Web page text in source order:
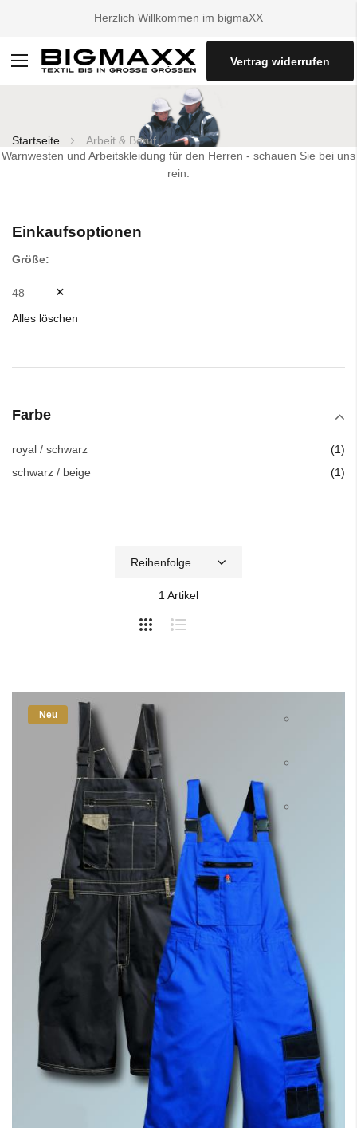
Herzlich Willkommen im bigmaXX
Navigation
Vertrag widerrufen
Startseite
Arbeit & Beruf
Warnwesten und Arbeitskleidung für den Herren - schauen Sie bei uns
rein.
1 Artikel
Neu
Einkaufsoptionen
Größe
48
Alles löschen
Farbe
royal / schwarz 1
schwarz / beige
1